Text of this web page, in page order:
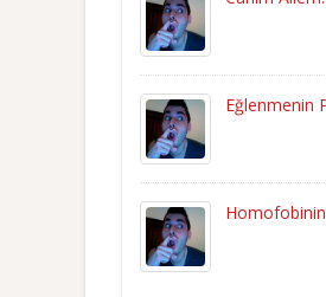
Eğlenmenin
Homofobinin